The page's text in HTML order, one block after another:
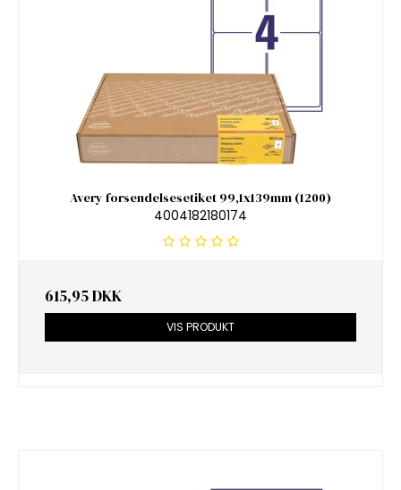
Avery forsendelsesetiket 99,1x139mm (1200)
4004182180174
615,95 DKK
VIS PRODUKT